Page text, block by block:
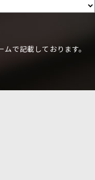
で記載しております。